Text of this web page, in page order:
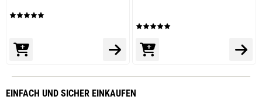
EINFACH UND SICHER EINKAUFEN